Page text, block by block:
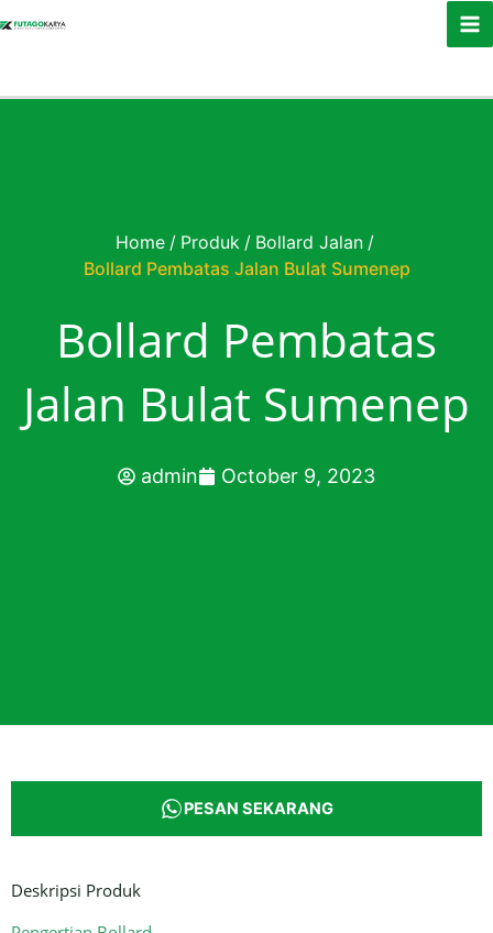
Home / Produk / Bollard Jalan /
Bollard Pembatas Jalan Bulat Sumenep
Bollard Pembatas
Jalan Bulat Sumenep
admin October 9, 2023
PESAN SEKARANG
Deskripsi Produk